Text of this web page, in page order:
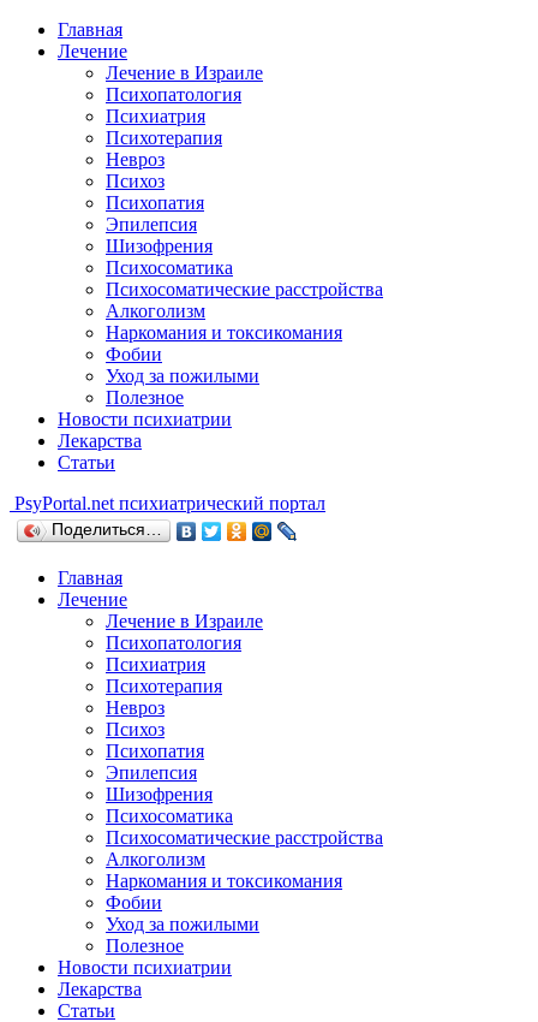
Главная
Лечение
Лечение в Израиле
Психопатология
Психиатрия
Психотерапия
Невроз
Психоз
Психопатия
Эпилепсия
Шизофрения
Психосоматика
Психосоматические расстройства
Алкоголизм
Наркомания и токсикомания
Фобии
Уход за пожилыми
Полезное
Новости психиатрии
Лекарства
Статьи
PsyPortal.net психиатрический портал
Поделиться…
Главная
Лечение
Лечение в Израиле
Психопатология
Психиатрия
Психотерапия
Невроз
Психоз
Психопатия
Эпилепсия
Шизофрения
Психосоматика
Психосоматические расстройства
Алкоголизм
Наркомания и токсикомания
Фобии
Уход за пожилыми
Полезное
Новости психиатрии
Лекарства
Статьи